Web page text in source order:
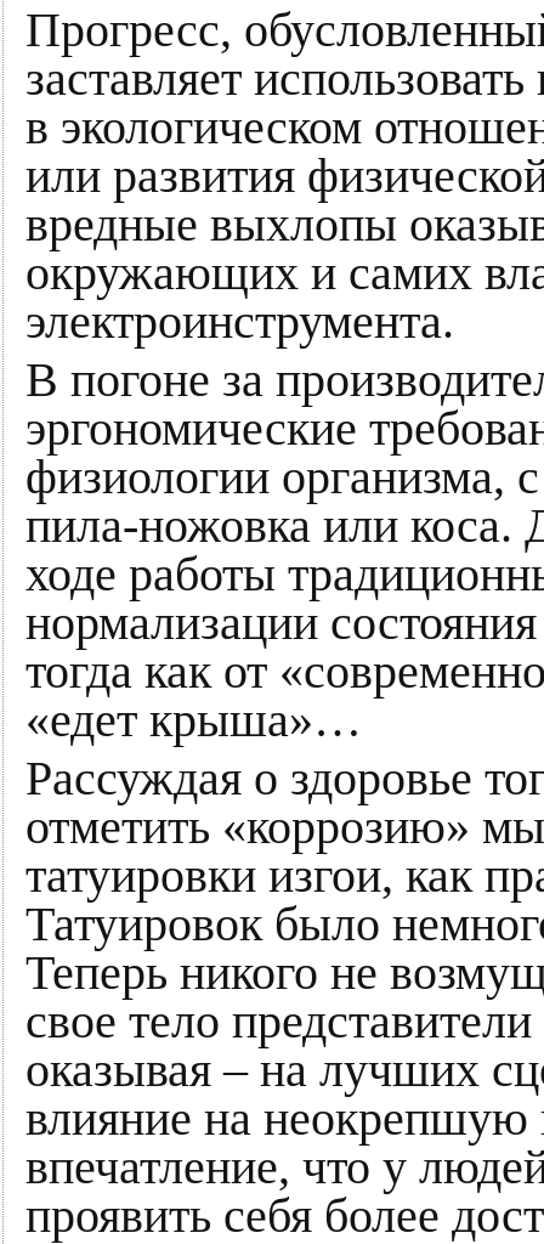
Прогресс,
заставляет
в экологическом
или развития
вредные выхлопы
окружающих и самих
электроинструмента.
В погоне за
эргономические
физиологии организма,
пила-ножовка или коса.
ходе работы
нормализации
тогда как от
«едет крыша»…
Рассуждая о здоровье
отметить «коррозию»
татуировки изгои, как
Татуировок было
Теперь никого не
свое тело
оказывая – на лучших
влияние на неокрепшую
впечатление, что у
проявить себя более